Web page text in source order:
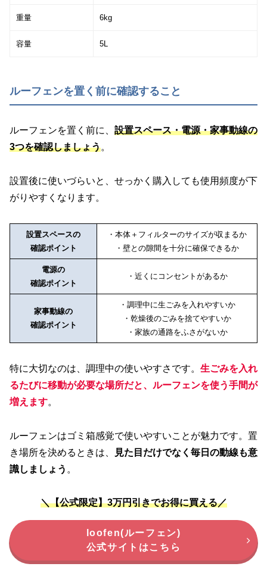
重量 6kg
容量 5L
ルーフェンを置く前に確認すること
ルーフェンを置く前に、 設置スペース・電源・家事動線の
3つを確認しましょう。
設置後に使いづらいと、せっかく購入しても使用頻度が下
がりやすくなります。
設置スペースの
確認ポイント
・本体＋フィルターのサイズが収まるか
・壁との隙間を十分に確保できるか
電源の
確認ポイント
・近くにコンセントがあるか
家事動線の
確認ポイント
・調理中に生ごみを入れやすいか
・乾燥後のごみを捨てやすいか
・家族の通路をふさがないか
特に大切なのは、調理中の使いやすさです。 生ごみを入れ
るたびに移動が必要な場所だと、ルーフェンを使う手間が
増えます。
ルーフェンはゴミ箱感覚で使いやすいことが魅力です。置
き場所を決めるときは、
見た目だけでなく毎日の動線も意
識しましょう 。
＼【公式限定】3万円引きでお得に買える／
loofen(ルーフェン)
公式サイトはこちら